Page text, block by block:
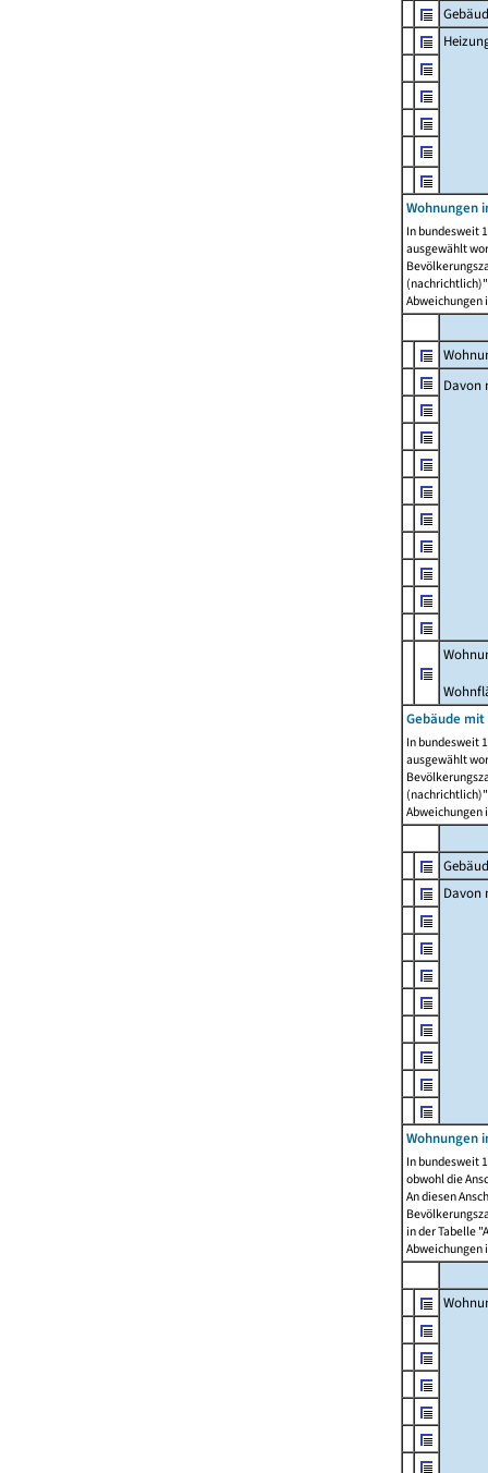
Wohnungen
In bundesweit
ausgewählt
Abweichungen
Davon
Gebäude
In bundesweit
ausgewählt
Abweichungen
Davon
Wohnungen
In bundesweit
obwohl die
An diesen
in der Tabelle
Abweichungen